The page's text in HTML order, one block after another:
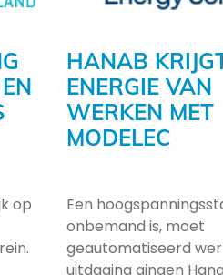
op
HANAB
ENERGIE VAN
WERKEN MET
MODELEC
Een
onbemand is, moet
geautomatiseerd
uitdaging gingen